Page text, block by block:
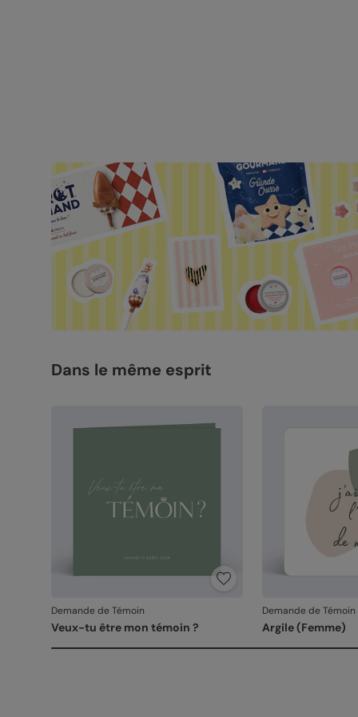
Dans le même esprit
Demande de Témoin
Veux-tu être mon témoin ?
Demande de Témoin
Argile (Femme)